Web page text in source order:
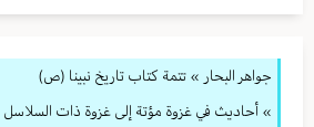
جواهر البحار » تتمة كتاب تاريخ نبينا (ص)
» أحاديث في غزوة مؤتة إلى غزوة ذات السلاسل